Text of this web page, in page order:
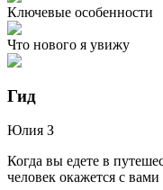
Ключевые особенности
Что нового я увижу
Гид
Юлия З
Когда вы едете в
человек окажется с